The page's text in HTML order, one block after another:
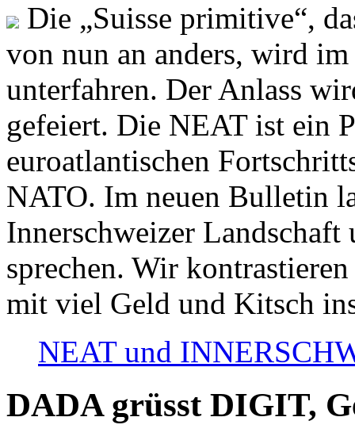
Die „Suisse primitive“,
von nun an anders, wird
unterfahren. Der Anlass
gefeiert. Die NEAT ist ein
euroatlantischen
NATO. Im neuen Bulletin
Innerschweizer
sprechen. Wir
mit viel Geld und Kitsch
NEAT und
DADA grüsst DIGIT,